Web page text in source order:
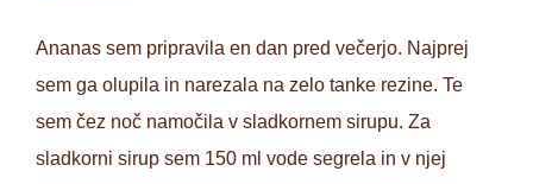
Ananas sem pripravila en dan pred večerjo. Najprej
sem ga olupila in narezala na zelo tanke rezine. Te
sem čez noč namočila v sladkornem sirupu. Za
sladkorni sirup sem 150 ml vode segrela in v njej